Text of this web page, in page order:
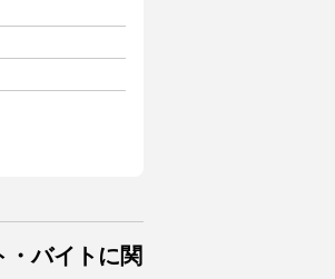
・バイトに関